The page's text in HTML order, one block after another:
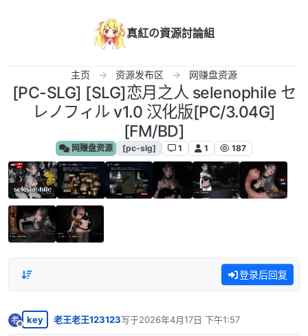
真紅の資源討論組
主页 资源发布区 网赚盘资源
[PC-SLG] [SLG]恋月之人 selenophile セ
レノフィル v1.0 汉化版[PC/3.04G]
[FM/BD]
网赚盘资源 [pc-slg] 1 1 187
登录后回复
老
离线
key 老王老王123123写于2026年4月17日 下午1:57
最后由 编辑